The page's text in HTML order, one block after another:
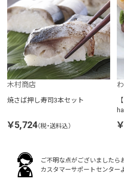
木村商店
焼さば押し寿司3本セット
￥5,724（税・送料込）
ご不明な点がございましたら
カスタマーサポートセンター